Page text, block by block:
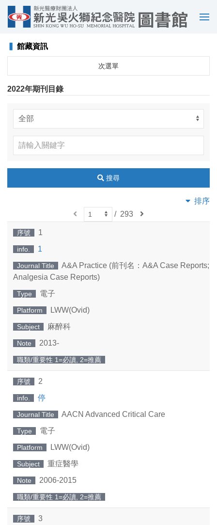
選
館藏資訊
次選單
2022年期刊目錄
搜尋
排序
/ 293
下
序號 1
info. 1
Journal Title
A&A Practice (前刊名：A&A Case Reports;
Analgesia Case Reports)
Type 電子
Platform LWW(Ovid)
Subject 麻醉科
Note 2013-
職類/重要性 1=必讀, 2=推薦
序號 2
info. 停
Journal Title AACN Advanced Critical Care
Type 電子
Platform LWW(Ovid)
Subject 重症醫學
Note 2006-2015
職類/重要性 1=必讀, 2=推薦
序號 3